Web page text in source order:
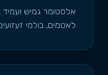
אלסטומר גמיש ועמיד
לאטמים, בולמי